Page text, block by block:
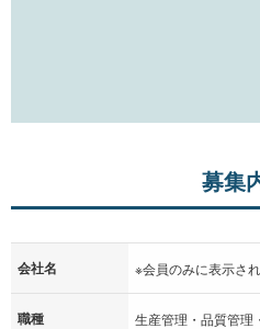
募集
会社名 ※会員のみに表示さ
職種 生産管理・品質管理